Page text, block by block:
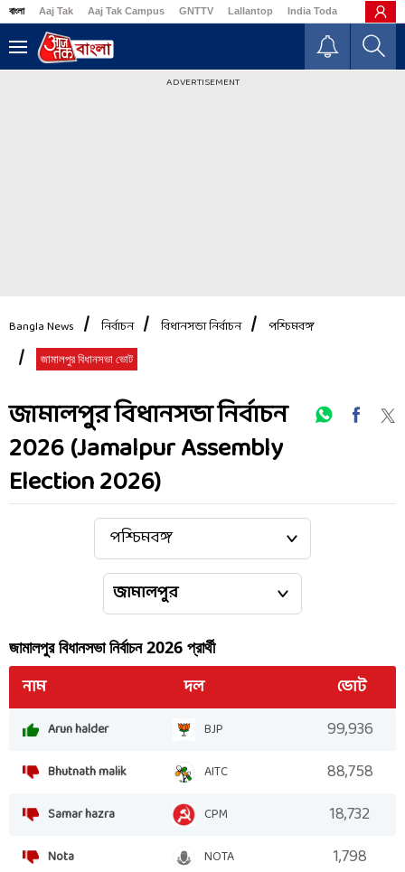
বাংলা Aaj Tak Aaj Tak Campus GNTTV Lallantop India Today Business
ADVERTISEMENT
Bangla News নির্বাচন বিধানসভা নির্বাচন পশ্চিমবঙ্গ
জামালপুর বিধানসভা ভোট
জামালপুর বিধানসভা নির্বাচন
2026 (Jamalpur Assembly
Election 2026)
জামালপুরবিধানসভা নির্বাচন2026 প্রার্থী
নাম দল ভোট
Arun halder BJP 99,936
Bhutnath malik AITC 88,758
Samar hazra CPM 18,732
Nota NOTA 1,798